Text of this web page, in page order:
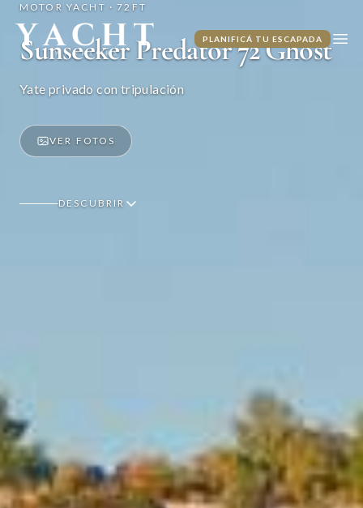
Yacht Warriors
PLANIFICÁ TU ESCAPADA
MOTOR YACHT · 72FT
Sunseeker Predator 72 Ghost
Yate privado con tripulación
VER FOTOS
DESCUBRIR